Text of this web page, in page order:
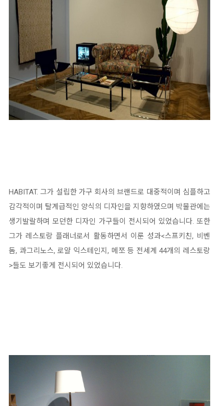
HABITAT. 그가 설립한 가구 회사의 브랜드로 대중적이며 심플하고
감각적이며 탈계급적인 양식의 디자인을 지향하였으며 박물관에는
생기발랄하며 모던한 디자인 가구들이 전시되어 있었습니다. 또한
그가 레스토랑 플래너로서 활동하면서 이룬 성과<스프키친, 비벤
돔, 콰그리노스, 로얄 익스테인지, 메쪼 등 전세계 44개의 레스토랑
>들도 보기좋게 전시되어 있었습니다.